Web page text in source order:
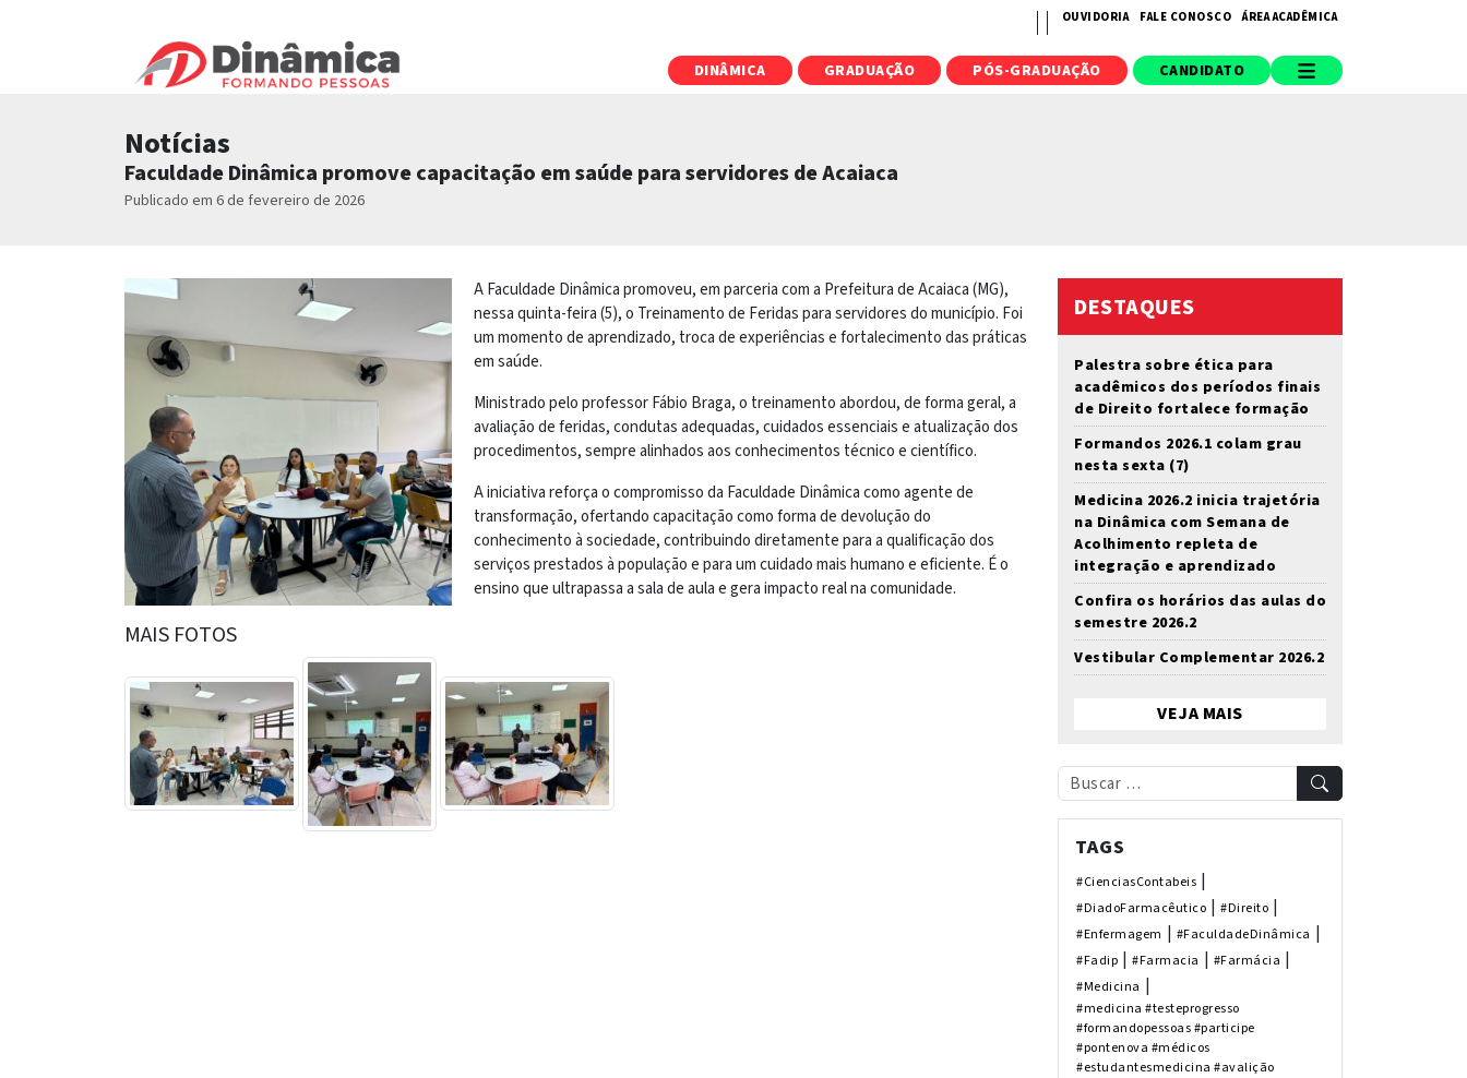
OUVIDORIA FALE CONOSCO ÁREA ACADÊMICA
DINÂMICA GRADUAÇÃO PÓS-GRADUAÇÃO CANDIDATO
Notícias
Faculdade Dinâmica promove capacitação em saúde para servidores de Acaiaca
Publicado em 6 de fevereiro de 2026
A Faculdade Dinâmica promoveu, em parceria com a Prefeitura de Acaiaca (MG),
nessa quinta-feira (5), o Treinamento de Feridas para servidores do município. Foi
um momento de aprendizado, troca de experiências e fortalecimento das práticas
em saúde.
Ministrado pelo professor Fábio Braga, o treinamento abordou, de forma geral, a
avaliação de feridas, condutas adequadas, cuidados essenciais e atualização dos
procedimentos, sempre alinhados aos conhecimentos técnico e científico.
A iniciativa reforça o compromisso da Faculdade Dinâmica como agente de
transformação, ofertando capacitação como forma de devolução do
conhecimento à sociedade, contribuindo diretamente para a qualificação dos
serviços prestados à população e para um cuidado mais humano e eficiente. É o
ensino que ultrapassa a sala de aula e gera impacto real na comunidade.
MAIS FOTOS
DESTAQUES
Palestra sobre ética para
acadêmicos dos períodos finais
de Direito fortalece formação
Formandos 2026.1 colam grau
nesta sexta (7)
Medicina 2026.2 inicia trajetória
na Dinâmica com Semana de
Acolhimento repleta de
integração e aprendizado
Confira os horários das aulas do
semestre 2026.2
Vestibular Complementar 2026.2
VEJA MAIS
TAGS
#CienciasContabeis |
#DiadoFarmacêutico | #Direito |
#Enfermagem | #FaculdadeDinâmica |
#Fadip | #Farmacia | #Farmácia |
#Medicina |
#medicina #testeprogresso
#formandopessoas #participe
#pontenova #médicos
#estudantesmedicina #avalição